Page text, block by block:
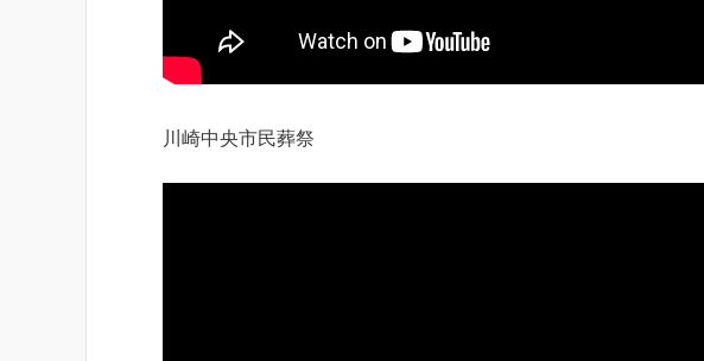
川崎中央市民葬祭